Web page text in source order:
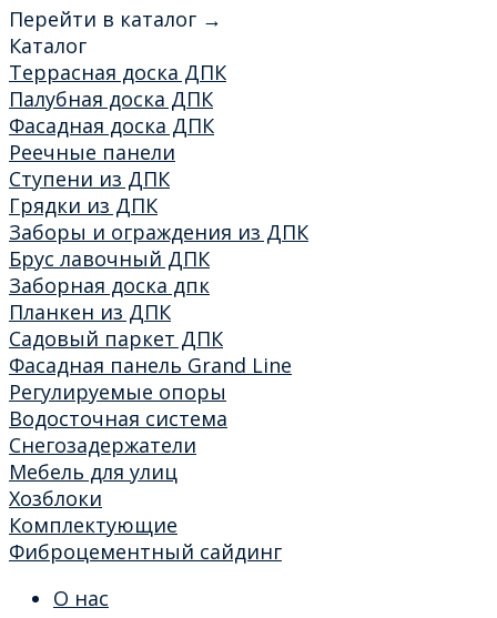
Перейти в каталог →
Каталог
Террасная доска ДПК
Палубная доска ДПК
Фасадная доска ДПК
Реечные панели
Ступени из ДПК
Грядки из ДПК
Заборы и ограждения из ДПК
Брус лавочный ДПК
Заборная доска дпк
Планкен из ДПК
Садовый паркет ДПК
Фасадная панель Grand Line
Регулируемые опоры
Водосточная система
Снегозадержатели
Мебель для улиц
Хозблоки
Комплектующие
Фиброцементный сайдинг
О нас